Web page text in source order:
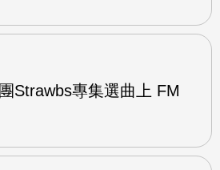
Strawbs專集選曲上 FM